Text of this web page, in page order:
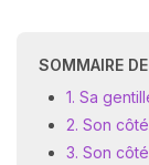
SOMMAIRE DE
1. Sa
2. Son
3. Son